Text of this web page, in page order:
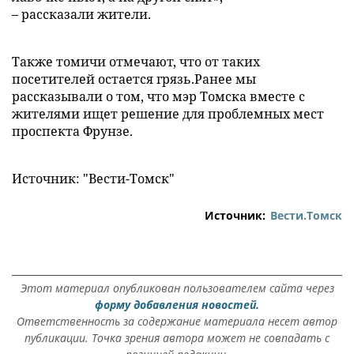
– рассказали жители.
Также томичи отмечают, что от таких
посетителей остается грязь.Ранее мы
рассказывали о том, что мэр Томска вместе с
жителями ищет решение для проблемных мест
проспекта Фрунзе.
Источник: "Вести-Томск"
Источник: Вести.Томск
Этот материал опубликован пользователем сайта через
форму добавления новостей.
Ответственность за содержание материала несет автор
публикации. Точка зрения автора может не совпадать с